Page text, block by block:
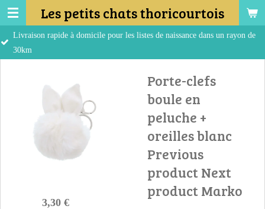
Passer
au
contenu
Les petits chats thoricourtois
à domicile pour les listes de naissance dans un rayon de
Porte-clefs
boule en
peluche +
oreilles blanc
Previous
product Next
product Marko
3,30 €